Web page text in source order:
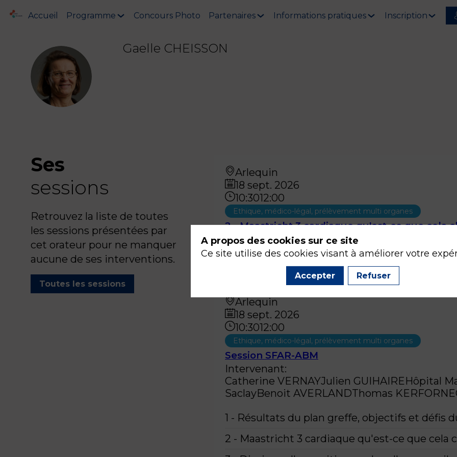
Accueil Programme Concours Photo Partenaires Informations pratiques Inscription
GC
Gaelle CHEISSON
Ses
sessions
Retrouvez la liste de toutes
les sessions présentées par
cet orateur pour ne manquer
aucune de ses interventions.
Toutes les sessions
Arlequin
18 sept. 2026
10:3012:00
Ethique, médico-légal, prélèvement multi organes
2 - Maastricht 3 cardiaque qu'est-ce que cela
Intervenant:
Julien GUIHAIREHôpital Marie Lannelongue -
Arlequin
18 sept. 2026
10:3012:00
Ethique, médico-légal, prélèvement multi organes
Session SFAR-ABM
Intervenant:
Catherine VERNAYJulien GUIHAIREHôpital
SaclayBenoit AVERLANDThomas KERFORNE
1 - Résultats du plan greffe, objectifs et défis
2 - Maastricht 3 cardiaque qu'est-ce que cela
A propos des cookies sur ce site
Ce site utilise des cookies visant à améliorer votre
Accepter Refuser